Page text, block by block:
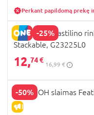
Perkant papildomą prekę
-25%
PLAY DOH plastilino
Stackable, G23225L0
12,74 €
16,99 €
-50%
IŠPARDAVIMAS
PLAY DOH slaimas